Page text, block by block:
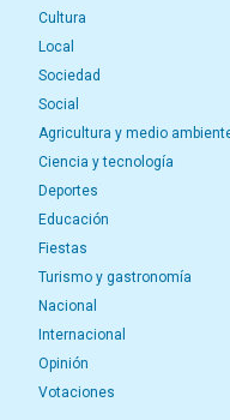
Cultura
Local
Sociedad
Social
Agricultura y medio
Ciencia y tecnología
Deportes
Educación
Fiestas
Turismo y gastronomía
Nacional
Internacional
Opinión
Votaciones